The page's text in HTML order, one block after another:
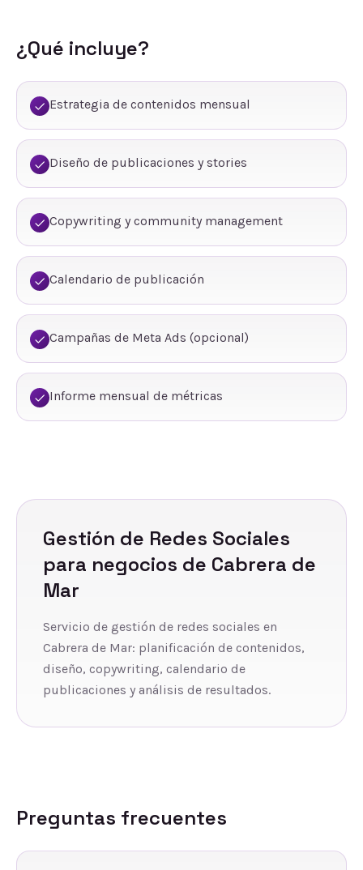
¿Qué incluye?
Estrategia de contenidos mensual
Diseño de publicaciones y stories
Copywriting y community management
Calendario de publicación
Campañas de Meta Ads (opcional)
Informe mensual de métricas
Gestión de Redes Sociales
para negocios de Cabrera de
Mar
Servicio de gestión de redes sociales en
Cabrera de Mar: planificación de contenidos,
diseño, copywriting, calendario de
publicaciones y análisis de resultados.
Preguntas frecuentes